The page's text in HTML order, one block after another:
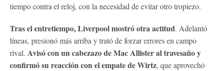
tiempo contra el reloj, con la necesidad de evitar otro tropiezo.
Tras el entretiempo, Liverpool mostró otra actitud. Adelantó
líneas, presionó más arriba y trató de forzar errores en campo
rival. Avisó con un cabezazo de Mac Allister al travesaño y
confirmó su reacción con el empate de Wirtz, que aprovechó